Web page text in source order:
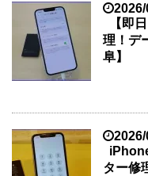
【即
理！デ
阜】
ター修